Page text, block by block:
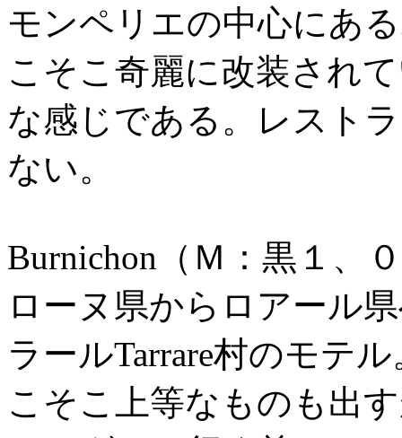
モンペリエの中心にあ
こそこ奇麗に改装され
な感じである。レスト
ない。
Burnichon（Ｍ：黒１、
ローヌ県からロアール
ラールTarrare村のモテ
こそこ上等なものも出